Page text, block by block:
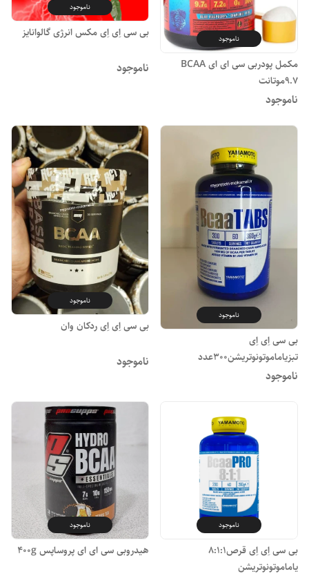
ناموجود
مکمل پودربی سی ای ای BCAA
9.7موتانت
ناموجود
ناموجود
بی سی اِی اِی مکس‌ انرژی گالوانایز
ناموجود
ناموجود
بی سی اِی اِی
تبزیاماموتونوتریشن300عدد
ناموجود
ناموجود
بی سی اِی اِی ردکان وان
ناموجود
ناموجود
بی سی اِی اِی قرص8:1:1
یاماموتونوتریشن
ناموجود
هیدروبی سی ای ای پروساپس 400g